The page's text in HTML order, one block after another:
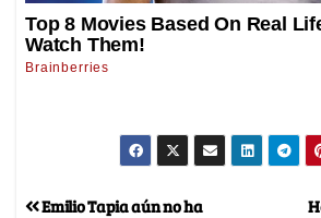
Emilio Tapia aún no ha